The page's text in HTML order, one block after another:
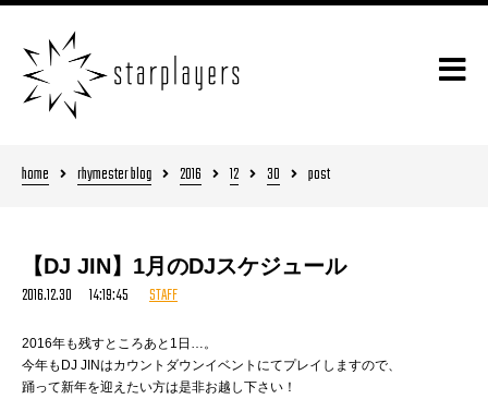
home rhymester blog 2016 12 30 post
【DJ JIN】1月のDJスケジュール
2016.12.30 14:19:45 STAFF
2016年も残すところあと1日…。
今年もDJ JINはカウントダウンイベントにてプレイしますので、
踊って新年を迎えたい方は是非お越し下さい！